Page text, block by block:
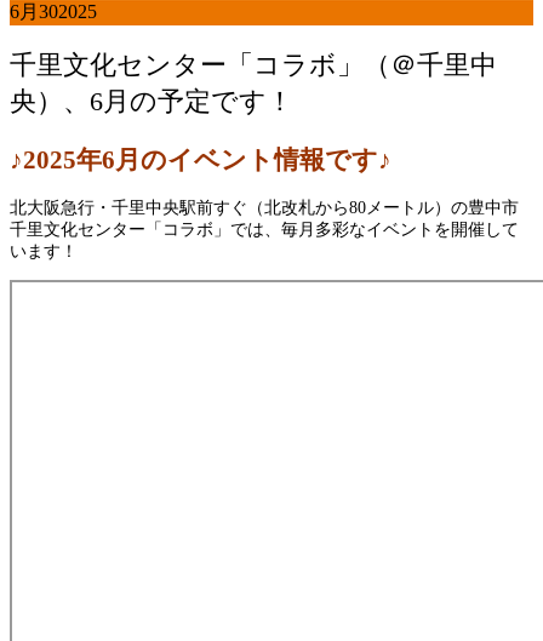
6月 302025
千里文化センター「コラボ」（＠千里中
央）、6月の予定です！
♪2025年6 月 のイベント情報です♪
北大阪急行・千里中央駅前すぐ（北改札から80メートル）の豊中市
千里文化センター「コラボ」では、毎月多彩なイベントを開催して
います！